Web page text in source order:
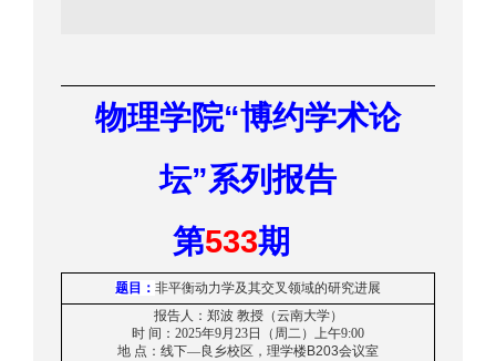
物理学院“博约学术论
坛”系列报告
第533期
题目： 非平衡动力学及其交叉领域的研究进展
报告人：郑波 教授（云南大学）
时 间：2025年9月23日（周二）上午9:00
地 点：线下—良乡校区，理学楼B203会议室